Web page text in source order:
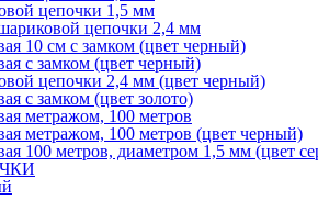
цепочки 1,5 мм
цепочки 2,4 мм
10 см с замком (цвет черный)
с замком (цвет черный)
цепочки 2,4 мм (цвет черный)
с замком (цвет золото)
метражом, 100 метров
метражом, 100 метров (цвет черный)
100 метров, диаметром 1,5 мм (цвет